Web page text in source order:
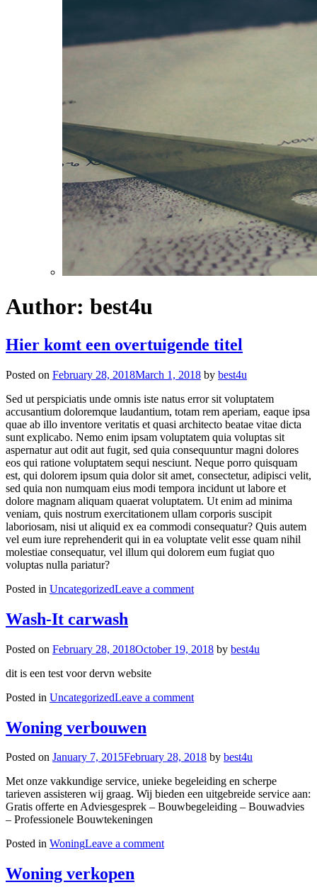
Author: best4u
Hier komt een overtuigende titel
Posted on February 28, 2018March 1, 2018 by best4u
Sed ut perspiciatis unde omnis iste natus error sit voluptatem
accusantium doloremque laudantium, totam rem aperiam, eaque ipsa
quae ab illo inventore veritatis et quasi architecto beatae vitae dicta
sunt explicabo. Nemo enim ipsam voluptatem quia voluptas sit
aspernatur aut odit aut fugit, sed quia consequuntur magni dolores
eos qui ratione voluptatem sequi nesciunt. Neque porro quisquam
est, qui dolorem ipsum quia dolor sit amet, consectetur, adipisci velit,
sed quia non numquam eius modi tempora incidunt ut labore et
dolore magnam aliquam quaerat voluptatem. Ut enim ad minima
veniam, quis nostrum exercitationem ullam corporis suscipit
laboriosam, nisi ut aliquid ex ea commodi consequatur? Quis autem
vel eum iure reprehenderit qui in ea voluptate velit esse quam nihil
molestiae consequatur, vel illum qui dolorem eum fugiat quo
voluptas nulla pariatur?
Posted in UncategorizedLeave a comment
Wash-It carwash
Posted on February 28, 2018October 19, 2018 by best4u
dit is een test voor dervn website
Posted in UncategorizedLeave a comment
Woning verbouwen
Posted on January 7, 2015February 28, 2018 by best4u
Met onze vakkundige service, unieke begeleiding en scherpe
tarieven assisteren wij graag. Wij bieden een uitgebreide service aan:
Gratis offerte en Adviesgesprek – Bouwbegeleiding – Bouwadvies
– Professionele Bouwtekeningen
Posted in WoningLeave a comment
Woning verkopen